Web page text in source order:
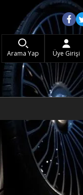
Arama Yap Üye Girişi